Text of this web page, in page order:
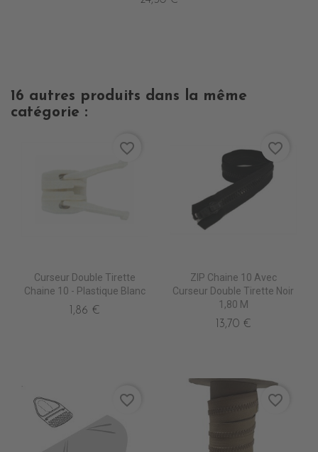
16 autres produits dans la même
catégorie :
Curseur Double Tirette
Chaine 10 - Plastique Blanc
1,86 €
favorite_border
ZIP Chaine 10 Avec
Curseur Double Tirette Noir
1,80 M
13,70 €
favorite_border
favorite_border favorite_border